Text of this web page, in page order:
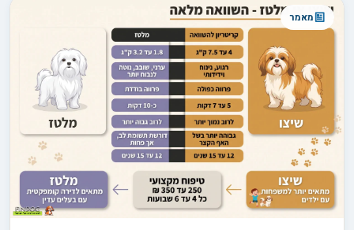
עבור החבר הכי טוב שלכם.
מאמר